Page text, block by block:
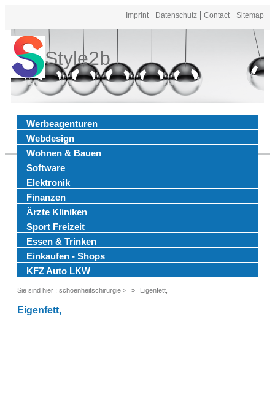
Imprint Datenschutz Contact Sitemap
Style2b
Werbeagenturen
Webdesign
Wohnen & Bauen
Software
Elektronik
Finanzen
Ärzte Kliniken
Sport Freizeit
Essen & Trinken
Einkaufen - Shops
KFZ Auto LKW
Sie sind hier : schoenheitschirurgie > Eigenfett,
Eigenfett,